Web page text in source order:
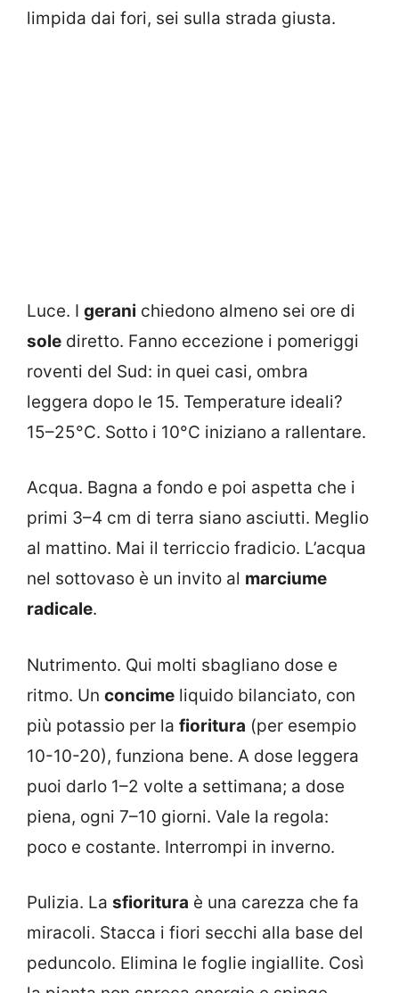
limpida dai fori, sei sulla strada giusta.
Luce. I gerani chiedono almeno sei ore di
sole diretto. Fanno eccezione i pomeriggi
roventi del Sud: in quei casi, ombra
leggera dopo le 15. Temperature ideali?
15–25°C. Sotto i 10°C iniziano a rallentare.
Acqua. Bagna a fondo e poi aspetta che i
primi 3–4 cm di terra siano asciutti. Meglio
al mattino. Mai il terriccio fradicio. L’acqua
nel sottovaso è un invito al marciume
radicale.
Nutrimento. Qui molti sbagliano dose e
ritmo. Un concime liquido bilanciato, con
più potassio per la fioritura (per esempio
10-10-20), funziona bene. A dose leggera
puoi darlo 1–2 volte a settimana; a dose
piena, ogni 7–10 giorni. Vale la regola:
poco e costante. Interrompi in inverno.
Pulizia. La sfioritura è una carezza che fa
miracoli. Stacca i fiori secchi alla base del
peduncolo. Elimina le foglie ingiallite. Così